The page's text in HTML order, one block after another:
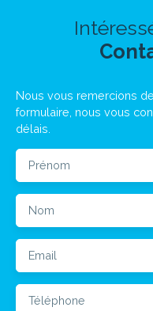
Nous vous remercions
formulaire, nous vous
délais.
Prénom
Nom
Email
Téléphone